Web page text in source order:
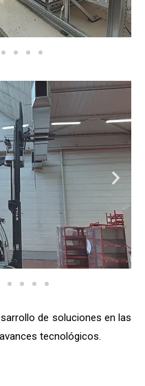
de soluciones en las
tecnológicos.